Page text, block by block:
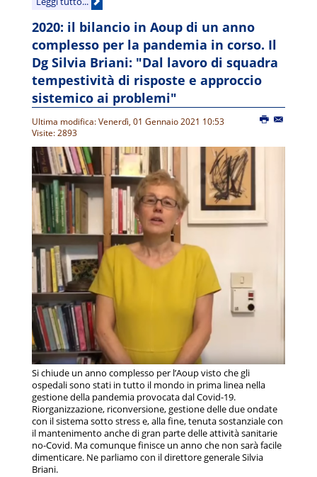
2020: il bilancio in Aoup di un anno
complesso per la pandemia in corso. Il
Dg Silvia Briani: "Dal lavoro di squadra
tempestività di risposte e approccio
sistemico ai problemi"
Ultima modifica: Venerdì, 01 Gennaio 2021 10:53
Visite: 2893
Si chiude un anno complesso per l’Aoup visto che gli
ospedali sono stati in tutto il mondo in prima linea nella
gestione della pandemia provocata dal Covid-19.
Riorganizzazione, riconversione, gestione delle due ondate
con il sistema sotto stress e, alla fine, tenuta sostanziale con
il mantenimento anche di gran parte delle attività sanitarie
no-Covid. Ma comunque finisce un anno che non sarà facile
dimenticare. Ne parliamo con il direttore generale Silvia
Briani.